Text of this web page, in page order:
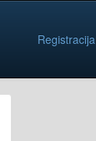
Registracija